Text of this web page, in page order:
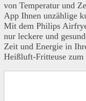
von Temperatur und
App Ihnen unzählige
Mit dem Philips
nur leckere und
Zeit und Energie in
Heißluft-Fritteuse zum